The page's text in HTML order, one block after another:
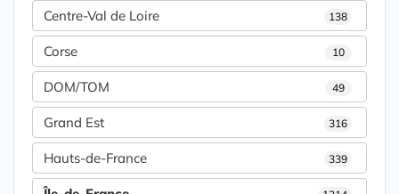
Centre-Val de Loire 138
Corse 10
DOM/TOM 49
Grand Est 316
Hauts-de-France 339